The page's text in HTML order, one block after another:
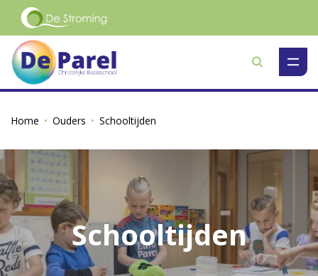
Zoeken
Home Ouders Schooltijden
Schooltijden